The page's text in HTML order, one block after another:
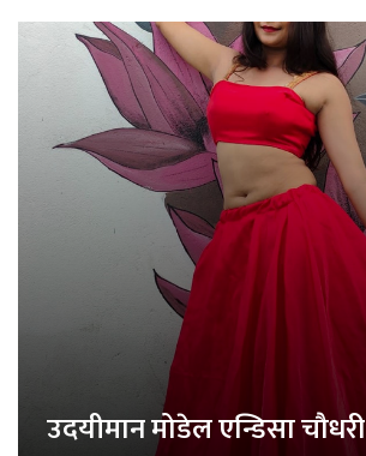
उदयीमान मोडेल एन्डिसा चौधरी